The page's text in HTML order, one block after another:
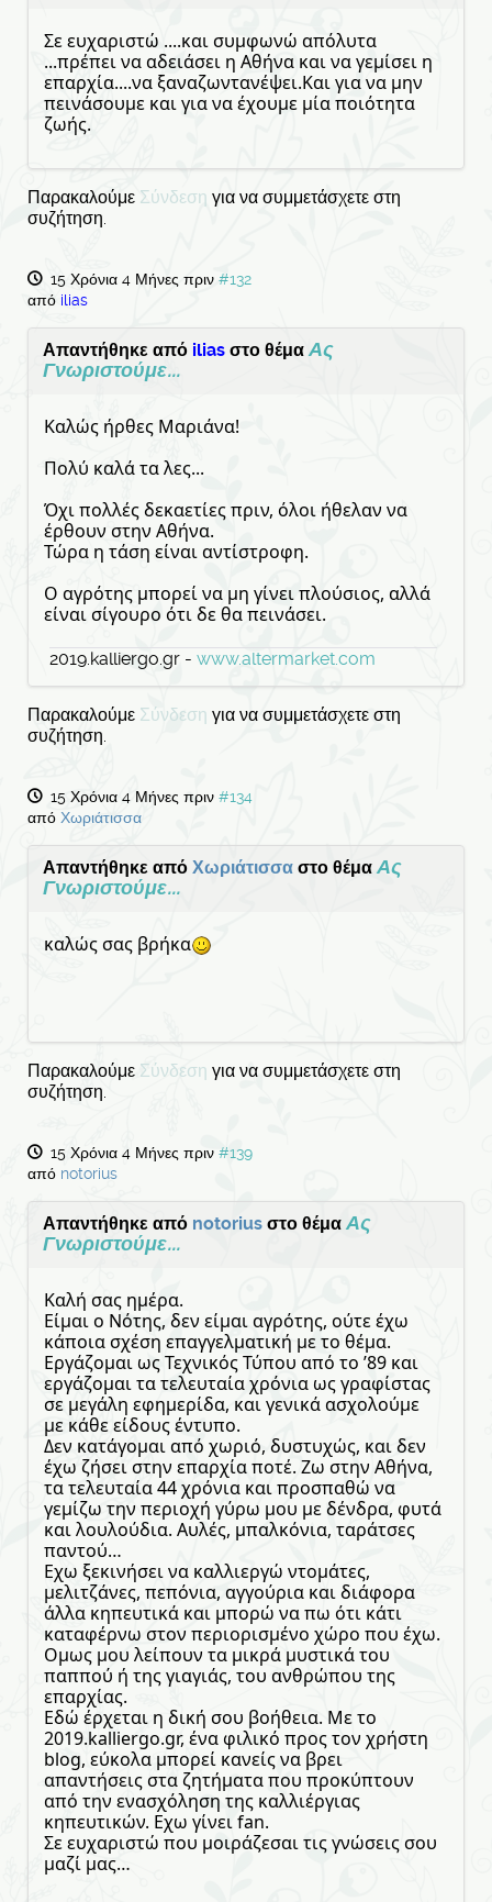
Σε ευχαριστώ ....και συμφωνώ απόλυτα
...πρέπει να αδειάσει η Αθήνα και να γεμίσει η
επαρχία....να ξαναζωντανέψει.Και για να μην
πεινάσουμε και για να έχουμε μία ποιότητα
ζωής.
Παρακαλούμε Σύνδεση για να συμμετάσχετε στη
συζήτηση.
15 Χρόνια 4 Μήνες πριν #132
από ilias
Απαντήθηκε από ilias στο θέμα Ας
Γνωριστούμε...
Καλώς ήρθες Μαριάνα!
Πολύ καλά τα λες...
Όχι πολλές δεκαετίες πριν, όλοι ήθελαν να
έρθουν στην Αθήνα.
Τώρα η τάση είναι αντίστροφη.
Ο αγρότης μπορεί να μη γίνει πλούσιος, αλλά
είναι σίγουρο ότι δε θα πεινάσει.
2019.kalliergo.gr - www.altermarket.com
Παρακαλούμε Σύνδεση για να συμμετάσχετε στη
συζήτηση.
15 Χρόνια 4 Μήνες πριν #134
από Χωριάτισσα
Απαντήθηκε από Χωριάτισσα στο θέμα Ας
Γνωριστούμε...
καλώς σας βρήκα
Παρακαλούμε Σύνδεση για να συμμετάσχετε στη
συζήτηση.
15 Χρόνια 4 Μήνες πριν #139
από notorius
Απαντήθηκε από notorius στο θέμα Ας
Γνωριστούμε...
Καλή σας ημέρα.
Είμαι ο Νότης, δεν είμαι αγρότης, ούτε έχω
κάποια σχέση επαγγελματική με το θέμα.
Εργάζομαι ως Τεχνικός Τύπου από το ’89 και
εργάζομαι τα τελευταία χρόνια ως γραφίστας
σε μεγάλη εφημερίδα, και γενικά ασχολούμε
με κάθε είδους έντυπο.
Δεν κατάγομαι από χωριό, δυστυχώς, και δεν
έχω ζήσει στην επαρχία ποτέ. Ζω στην Αθήνα,
τα τελευταία 44 χρόνια και προσπαθώ να
γεμίζω την περιοχή γύρω μου με δένδρα, φυτά
και λουλούδια. Αυλές, μπαλκόνια, ταράτσες
παντού…
Εχω ξεκινήσει να καλλιεργώ ντομάτες,
μελιτζάνες, πεπόνια, αγγούρια και διάφορα
άλλα κηπευτικά και μπορώ να πω ότι κάτι
καταφέρνω στον περιορισμένο χώρο που έχω.
Ομως μου λείπουν τα μικρά μυστικά του
παππού ή της γιαγιάς, του ανθρώπου της
επαρχίας.
Εδώ έρχεται η δική σου βοήθεια. Με το
2019.kalliergo.gr, ένα φιλικό προς τον χρήστη
blog, εύκολα μπορεί κανείς να βρει
απαντήσεις στα ζητήματα που προκύπτουν
από την ενασχόληση της καλλιέργιας
κηπευτικών. Εχω γίνει fan.
Σε ευχαριστώ που μοιράζεσαι τις γνώσεις σου
μαζί μας…